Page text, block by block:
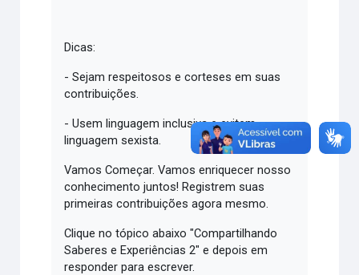
Dicas:
- Sejam respeitosos e corteses em suas
contribuições.
- Usem linguagem inclusiva e evitem
linguagem sexista.
Vamos Começar. Vamos enriquecer nosso
conhecimento juntos! Registrem suas
primeiras contribuições agora mesmo.
Clique no tópico abaixo "Compartilhando
Saberes e Experiências 2" e depois em
responder para escrever.